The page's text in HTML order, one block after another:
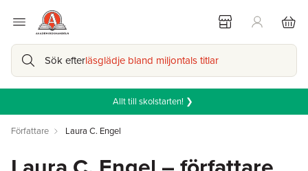
Sök efterläsglädje bland miljontals titlar
Allt till skolstarten! ❯
Författare Laura C. Engel